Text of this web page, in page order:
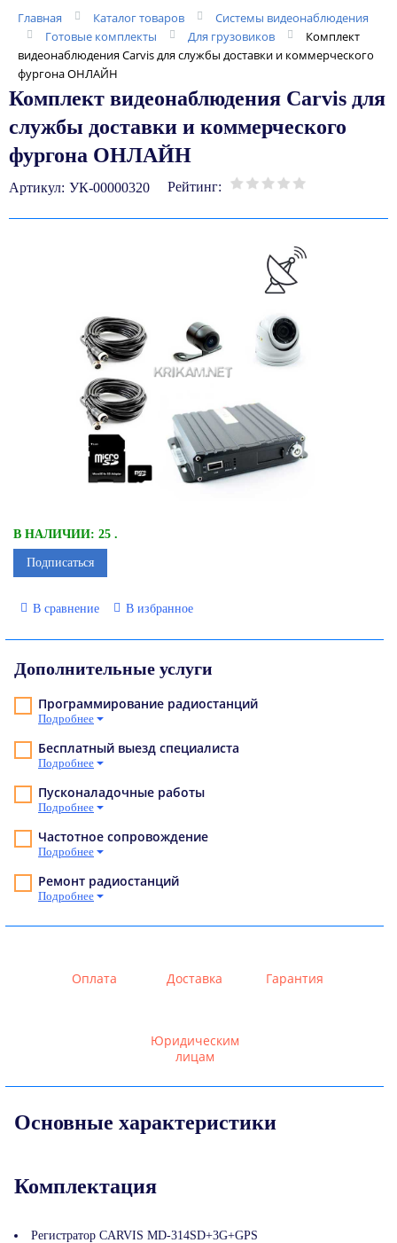
Главная Каталог товаров
Системы видеонаблюдения
Готовые комплекты
Для грузовиков
Комплект
видеонаблюдения Carvis для службы доставки и коммерческого
фургона ОНЛАЙН
Комплект видеонаблюдения Carvis для
службы доставки и коммерческого
фургона ОНЛАЙН
Артикул: УК-00000320 Рейтинг:
В НАЛИЧИИ: 25 .
Подписаться
В сравнение В избранное
Дополнительные услуги
Программирование радиостанций
Подробнее
Бесплатный выезд специалиста
Подробнее
Пусконаладочные работы
Подробнее
Частотное сопровождение
Подробнее
Ремонт радиостанций
Подробнее
Оплата Доставка Гарантия
Юридическим
лицам
Основные характеристики
Комплектация
Регистратор CARVIS MD-314SD+3G+GPS